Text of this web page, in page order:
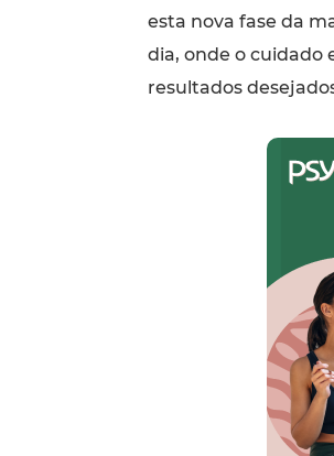
esta nova fase da
dia, onde o cuidado
resultados